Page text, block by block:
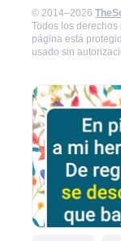
© 2014–2026
Todos los
página está
usado sin